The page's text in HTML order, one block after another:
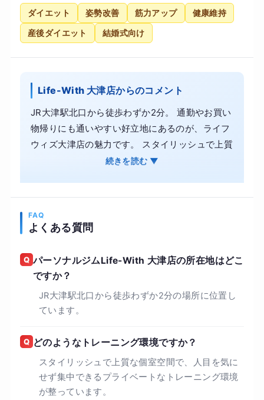
ダイエット 姿勢改善 筋力アップ 健康維持
産後ダイエット 結婚式向け
Life-With 大津店からのコメント
JR大津駅北口から徒歩わずか2分。 通勤やお買い
物帰りにも通いやすい好立地にあるのが、ライフ
ウィズ大津店の魅力です。 スタイリッシュで上質
な個室空間で、人目を気にせず集中できるプライ
続きを読む ▼
FAQ
よくある質問
Q パーソナルジムLife-With 大津店の所在地はどこ
ですか？
JR大津駅北口から徒歩わずか2分の場所に位置し
ています。
Q どのようなトレーニング環境ですか？
スタイリッシュで上質な個室空間で、人目を気に
せず集中できるプライベートなトレーニング環境
が整っています。